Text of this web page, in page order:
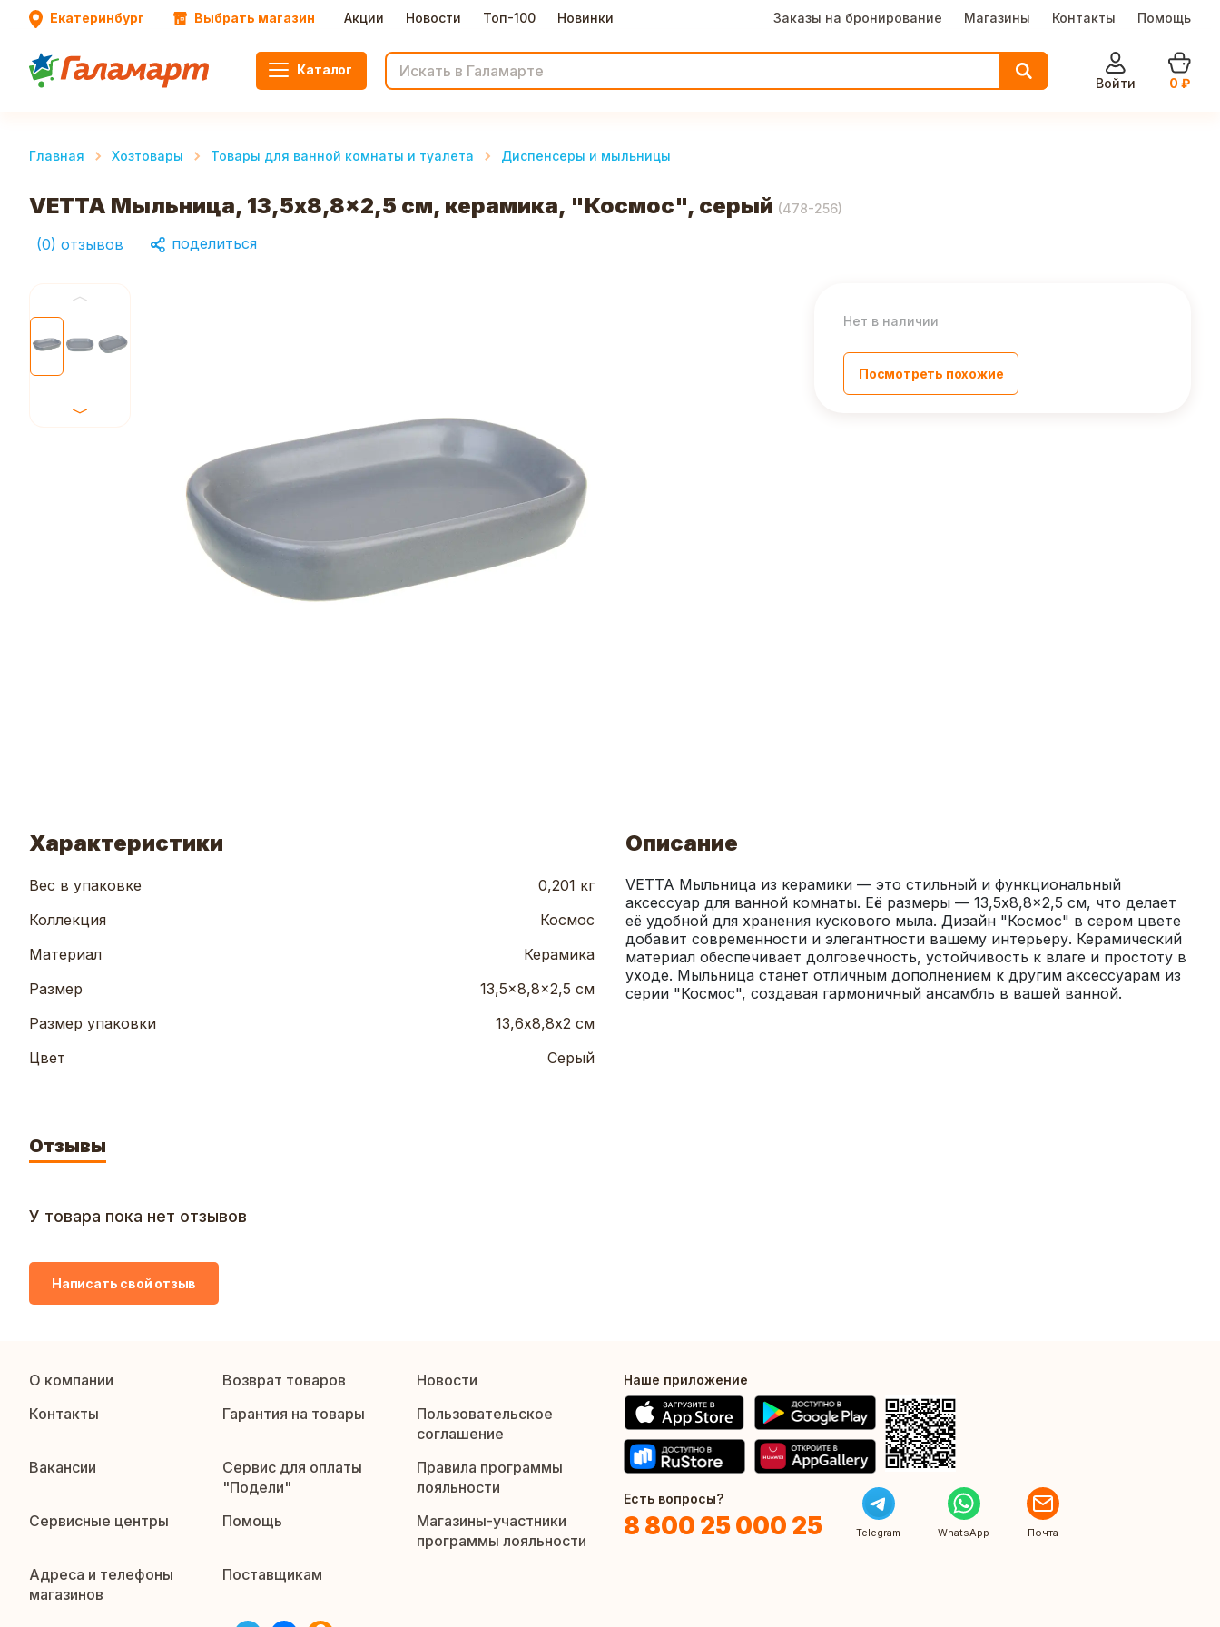
Екатеринбург Выбрать магазин Акции Новости Топ-100 Новинки Заказы на бронирование Магазины Контакты Помощь
Каталог
Войти
0 ₽
Главная Хозтовары Товары для ванной комнаты и туалета Диспенсеры и мыльницы
VETTA Мыльница, 13,5x8,8x2,5 см, керамика, "Космос", серый (478-256)
(0) отзывов поделиться
Нет в наличии
Посмотреть похожие
Характеристики
Вес в упаковке
0,201 кг
Коллекция
Космос
Материал
Керамика
Размер
13,5x8,8x2,5 см
Размер упаковки
13,6х8,8х2 см
Цвет
Серый
Описание
VETTA Мыльница из керамики — это стильный и функциональный
аксессуар для ванной комнаты. Её размеры — 13,5x8,8x2,5 см, что делает
её удобной для хранения кускового мыла. Дизайн "Космос" в сером цвете
добавит современности и элегантности вашему интерьеру. Керамический
материал обеспечивает долговечность, устойчивость к влаге и простоту в
уходе. Мыльница станет отличным дополнением к другим аксессуарам из
серии "Космос", создавая гармоничный ансамбль в вашей ванной.
Отзывы
У товара пока нет отзывов
Написать свой отзыв
О компании Возврат товаров
Новости
Контакты
Гарантия на товары
Пользовательское
соглашение
Вакансии
Сервис для оплаты
"Подели"
Правила программы
лояльности
Сервисные центры
Помощь
Магазины-участники
программы лояльности
Адреса и телефоны
магазинов
Поставщикам
Наше приложение
Есть вопросы?
8 800 25 000 25 Telegram WhatsApp Почта